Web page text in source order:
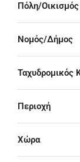
Πόλη/Οικισμός
Νομός/Δήμος
Ταχυδρομικός
Περιοχή
Χώρα